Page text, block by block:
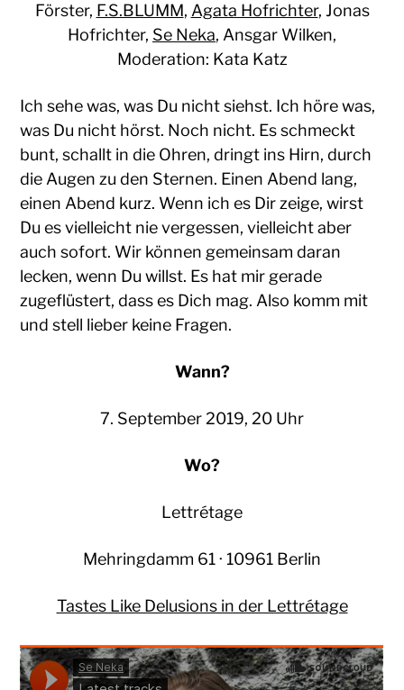
Förster, F.S.BLUMM, Agata Hofrichter, Jonas
Hofrichter, Se Neka, Ansgar Wilken,
Moderation: Kata Katz
Ich sehe was, was Du nicht siehst. Ich höre was,
was Du nicht hörst. Noch nicht. Es schmeckt
bunt, schallt in die Ohren, dringt ins Hirn, durch
die Augen zu den Sternen. Einen Abend lang,
einen Abend kurz. Wenn ich es Dir zeige, wirst
Du es vielleicht nie vergessen, vielleicht aber
auch sofort. Wir können gemeinsam daran
lecken, wenn Du willst. Es hat mir gerade
zugeflüstert, dass es Dich mag. Also komm mit
und stell lieber keine Fragen.
Wann?
7. September 2019, 20 Uhr
Wo?
Lettrétage
Mehringdamm 61 · 10961 Berlin
Tastes Like Delusions in der Lettrétage